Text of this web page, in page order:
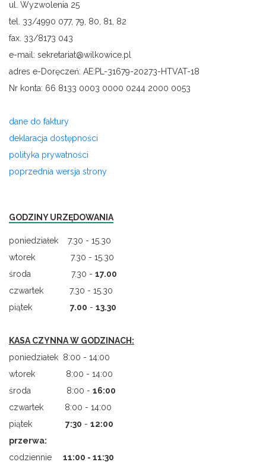
ul. Wyzwolenia 25
tel. 33/4990 077, 79, 80, 81, 82
fax. 33/8173 043
e-mail: sekretariat@wilkowice.pl
adres e-Doręczeń: AE:PL-31679-20273-HTVAT-18
Nr konta: 66 8133 0003 0000 0244 2000 0053
dane do faktury
deklaracja dostępności
polityka prywatności
poprzednia wersja strony
GODZINY URZĘDOWANIA
poniedziałek 7.30 - 15.30
wtorek 7.30 - 15.30
środa 7.30 - 17.00
czwartek 7.30 - 15.30
piątek 7.00 - 13.30
KASA CZYNNA W GODZINACH:
poniedziałek 8:00 - 14:00
wtorek 8:00 - 14:00
środa 8:00 - 16:00
czwartek 8:00 - 14:00
piątek 7:30 - 12:00
przerwa:
codziennie
11:00 - 11:30